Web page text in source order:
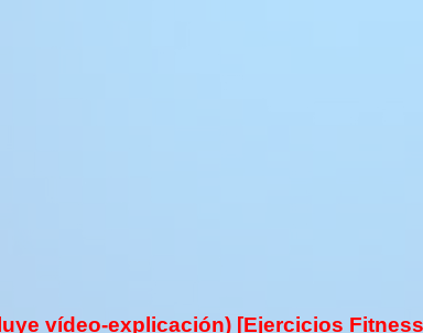
vídeo-explicación) [Ejercicios